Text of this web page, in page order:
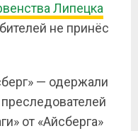
Липецка
не принёс
— одержали
от «Айсберга»